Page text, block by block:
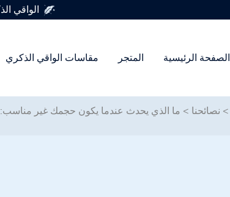
الصفحة الرئيسية المتجر مقاسات الواقي الذكري
متوفر في 7 أحجام للواقي الذكري
> نصائحنا > ما الذي يحدث عندما يكون حجمك غير مناسب: 12 قصة من بابا نويل